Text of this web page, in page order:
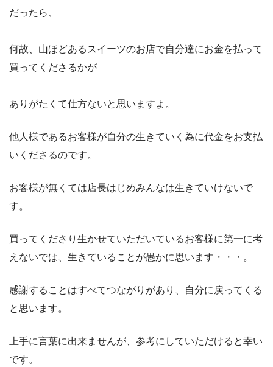
だったら、
何故、山ほどあるスイーツのお店で自分達にお金を払って
買ってくださるかが
ありがたくて仕方ないと思いますよ。
他人様であるお客様が自分の生きていく為に代金をお支払
いくださるのです。
お客様が無くては店長はじめみんなは生きていけないで
す。
買ってくださり生かせていただいているお客様に第一に考
えないでは、生きていることが愚かに思います・・・。
感謝することはすべてつながりがあり、自分に戻ってくる
と思います。
上手に言葉に出来ませんが、参考にしていただけると幸い
です。